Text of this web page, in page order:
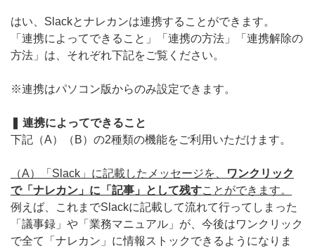
よくある質問
資料ダウンロード
無料トライアル
ログイン
はい、Slackとナレカンは連携することができます。
「連携によってできること」「連携の方法」「連携解除の
方法」は、それぞれ下記をご覧ください。
※連携はパソコン版からのみ設定できます。
❚ 連携によってできること
下記（A）（B）の2種類の機能をご利用いただけます。
（A）「Slack」に記載したメッセージを、
ワンクリック
で「ナレカン」に「記事」として残すことができます。
例えば、これまでSlackに記載して流れて行ってしまった
「議事録」や「業務マニュアル」が、今後はワンクリック
で全て「ナレカン」に情報ストックできるようになりま